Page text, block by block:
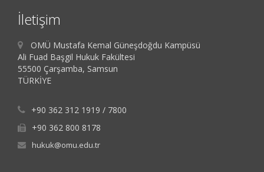
İletişim
OMÜ Mustafa Kemal Güneşdoğdu Kampüsü
Ali Fuad Başgil Hukuk Fakültesi
55500 Çarşamba, Samsun
TÜRKİYE
+90 362 312 1919 / 7800
+90 362 800 8178
hukuk@omu.edu.tr